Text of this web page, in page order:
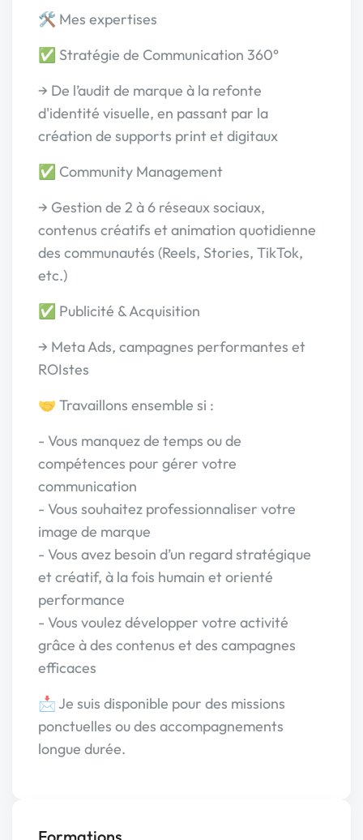
🛠️ Mes expertises
✅ Stratégie de Communication 360°
→ De l’audit de marque à la refonte
d'identité visuelle, en passant par la
création de supports print et digitaux
✅ Community Management
→ Gestion de 2 à 6 réseaux sociaux,
contenus créatifs et animation quotidienne
des communautés (Reels, Stories, TikTok,
etc.)
✅ Publicité & Acquisition
→ Meta Ads, campagnes performantes et
ROIstes
🤝 Travaillons ensemble si :
- Vous manquez de temps ou de
compétences pour gérer votre
communication
- Vous souhaitez professionnaliser votre
image de marque
- Vous avez besoin d’un regard stratégique
et créatif, à la fois humain et orienté
performance
- Vous voulez développer votre activité
grâce à des contenus et des campagnes
efficaces
📩 Je suis disponible pour des missions
ponctuelles ou des accompagnements
longue durée.